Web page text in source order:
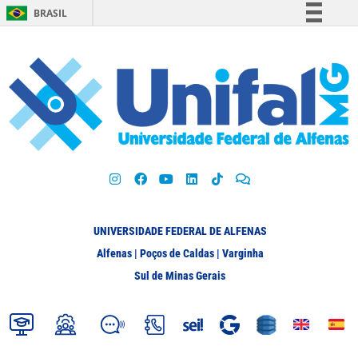
BRASIL
Participe
Acesso à informação
Legislação
UNIVERSIDADE FEDERAL DE ALFENAS
Alfenas | Poços de Caldas | Varginha
Sul de Minas Gerais